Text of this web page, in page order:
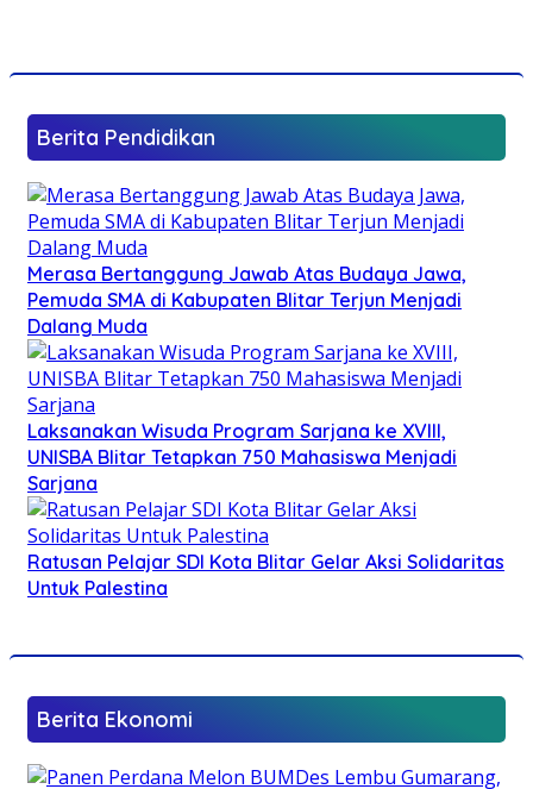
Berita Pendidikan
Merasa Bertanggung Jawab Atas Budaya Jawa,
Pemuda SMA di Kabupaten Blitar Terjun Menjadi
Dalang Muda
Laksanakan Wisuda Program Sarjana ke XVIII,
UNISBA Blitar Tetapkan 750 Mahasiswa Menjadi
Sarjana
Ratusan Pelajar SDI Kota Blitar Gelar Aksi Solidaritas
Untuk Palestina
Berita Ekonomi